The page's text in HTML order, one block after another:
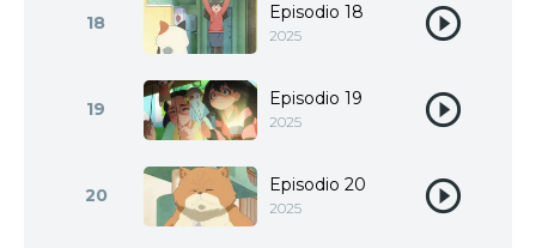
18 Episodio 18
2025
19 Episodio 19
2025
20 Episodio 20
2025